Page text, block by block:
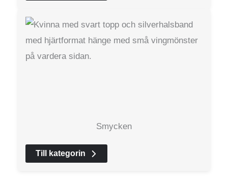
Smycken
Till kategorin